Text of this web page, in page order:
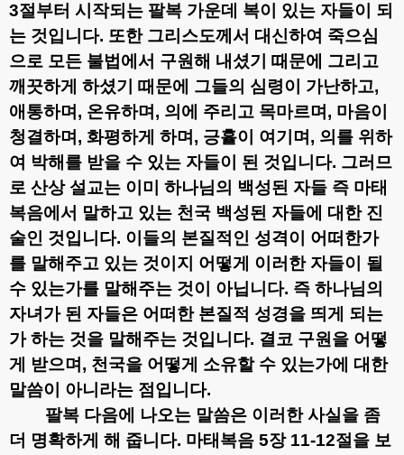
3절부터 시작되는 팔복 가운데 복이 있는 자들이 되
는 것입니다. 또한 그리스도께서 대신하여 죽으심
으로 모든 불법에서 구원해 내셨기 때문에 그리고
깨끗하게 하셨기 때문에 그들의 심령이 가난하고,
애통하며 , 온유하며 , 의에 주리고 목마르며 , 마음이
청결하며 , 화평하게 하며 , 긍휼이 여기며 , 의를 위하
여 박해를 받을 수 있는 자들이 된 것입니다. 그러므
로 산상 설교는 이미 하나님의 백성된 자들 즉 마태
복음에서 말하고 있는 천국 백성된 자들에 대한 진
술인 것입니다. 이들의 본질적인 성격이 어떠한가
를 말해주고 있는 것이지 어떻게 이러한 자들이 될
수 있는가를 말해주는 것이 아닙니다. 즉 하나님의
자녀가 된 자들은 어떠한 본질적 성경을 띄게 되는
가 하는 것을 말해주는 것입니다. 결코 구원을 어떻
게 받으며 , 천국을 어떻게 소유할 수 있는가에 대한
말씀이 아니라는 점입니다.
팔복 다음에 나오는 말씀은 이러한 사실을 좀
더 명확하게 해 줍니다. 마태복음 5장 11-12절을 보